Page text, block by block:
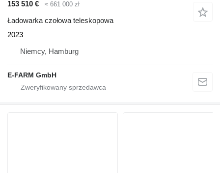
153 510 €
≈ 661 000 zł
Ładowarka czołowa teleskopowa
2023
Niemcy, Hamburg
E-FARM GmbH